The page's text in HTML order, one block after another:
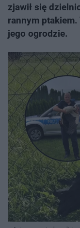
zjawił się
rannym
jego ogrodzie.